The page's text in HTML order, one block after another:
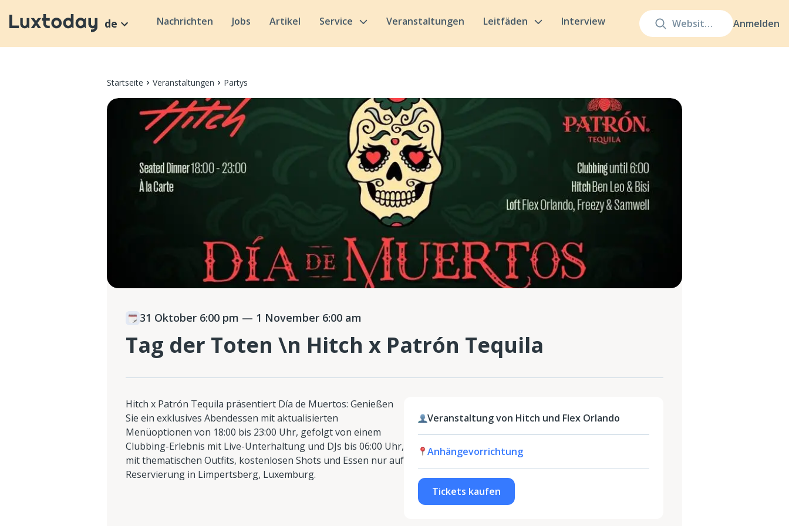
Anmelden
de Nachrichten Jobs Artikel Service Veranstaltungen Leitfäden Interview
Startseite Veranstaltungen Partys
31 Oktober 6:00 pm — 1 November 6:00 am
Tag der Toten \n Hitch x Patrón Tequila
Hitch x Patrón Tequila präsentiert Día de Muertos: Genießen
Sie ein exklusives Abendessen mit aktualisierten
Menüoptionen von 18:00 bis 23:00 Uhr, gefolgt von einem
Clubbing-Erlebnis mit Live-Unterhaltung und DJs bis 06:00 Uhr,
mit thematischen Outfits, kostenlosen Shots und Essen nur auf
Reservierung in Limpertsberg, Luxemburg.
Veranstaltung von Hitch und Flex Orlando
Anhängevorrichtung
Tickets kaufen